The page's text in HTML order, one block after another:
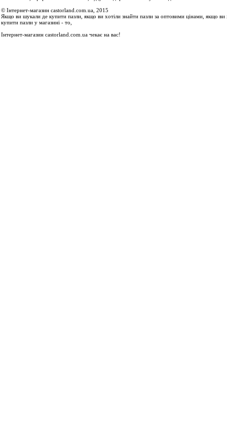
© Інтернет-магазин castorland.com.ua, 2015
Якщо ви шукали де купити пазли, якщо ви хотіли знайти пазли за оптовими цінами, якщо ви
купити пазли у магазині - то,
Інтернет-магазин castorland.com.ua чекає на вас!